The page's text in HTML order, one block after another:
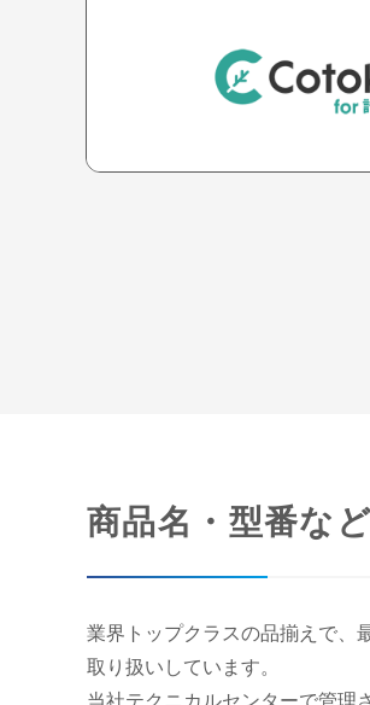
商品名・型番な
業界トップクラスの品揃えで、
取り扱いしています。
当社テクニカルセンターで管理